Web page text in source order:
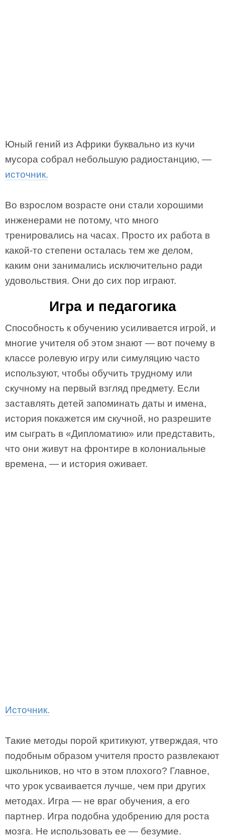
Юный гений из Африки буквально из кучи
мусора собрал небольшую радиостанцию, —
источник.
Во взрослом возрасте они стали хорошими
инженерами не потому, что много
тренировались на часах. Просто их работа в
какой-то степени осталась тем же делом,
каким они занимались исключительно ради
удовольствия. Они до сих пор играют.
Игра и педагогика
Способность к обучению усиливается игрой, и
многие учителя об этом знают — вот почему в
классе ролевую игру или симуляцию часто
используют, чтобы обучить трудному или
скучному на первый взгляд предмету. Если
заставлять детей запоминать даты и имена,
история покажется им скучной, но разрешите
им сыграть в «Дипломатию» или представить,
что они живут на фронтире в колониальные
времена, — и история оживает.
Источник.
Такие методы порой критикуют, утверждая, что
подобным образом учителя просто развлекают
школьников, но что в этом плохого? Главное,
что урок усваивается лучше, чем при других
методах. Игра — не враг обучения, а его
партнер. Игра подобна удобрению для роста
мозга. Не использовать ее — безумие.